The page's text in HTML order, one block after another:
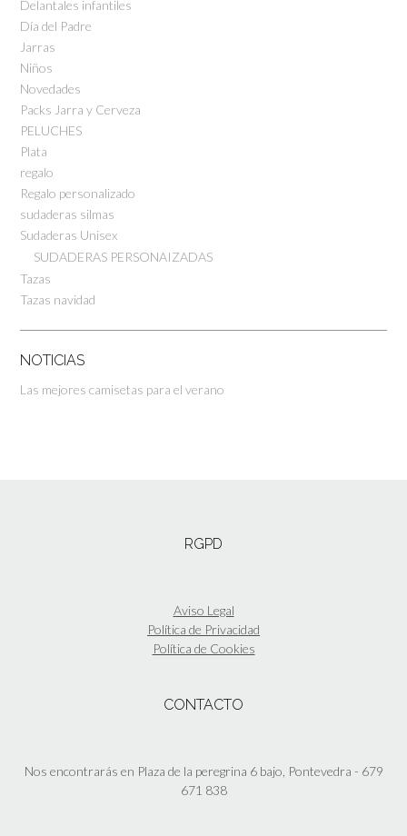
Delantales infantiles
Día del Padre
Jarras
Niños
Novedades
Packs Jarra y Cerveza
PELUCHES
Plata
regalo
Regalo personalizado
sudaderas silmas
Sudaderas Unisex
SUDADERAS PERSONAIZADAS
Tazas
Tazas navidad
NOTICIAS
Las mejores camisetas para el verano
RGPD
Aviso Legal
Política de Privacidad
Política de Cookies
CONTACTO
Nos encontrarás en Plaza de la peregrina 6 bajo, Pontevedra - 679
671 838